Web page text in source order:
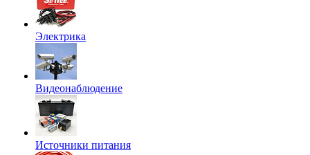
Электрика
Видеонаблюдение
Источники питания